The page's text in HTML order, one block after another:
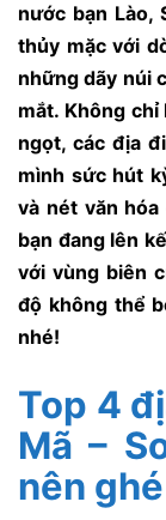
nước bạn Lào,
thủy mặc với
những dãy núi
mắt. Không chỉ
ngọt, các địa
mình sức hút
và nét văn hóa
bạn đang lên
với vùng biên
độ không thể
nhé!
Top 4
Mã –
nên